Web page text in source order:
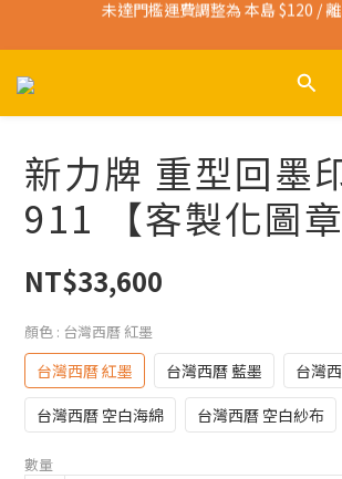
寄送免運門檻調整為 本島 $3,000 / 離
寄送免運門檻調整為 本島 $3,000 /
新力牌 重型回墨
911 【客製化圖章
NT$33,600
顏色 : 台灣西曆 紅墨
台灣西曆 紅墨 台灣西曆 藍墨
台灣
台灣西曆 空白海綿
台灣西曆 空白紗布
數量